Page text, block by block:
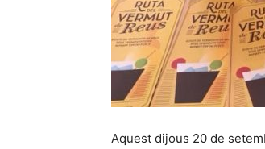
Aquest dijous 20 de